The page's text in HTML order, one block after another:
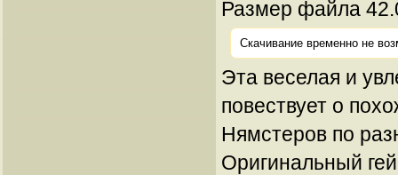
Размер файла
Скачивание временно не
Эта веселая и
повествует о
Нямстеров по
Оригинальный